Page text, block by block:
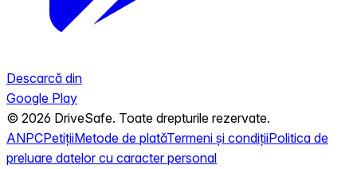
Descarcă din
Google Play
© 2026 DriveSafe. Toate drepturile rezervate.
ANPCPetițiiMetode de platăTermeni și condițiiPolitica de
preluare datelor cu caracter personal